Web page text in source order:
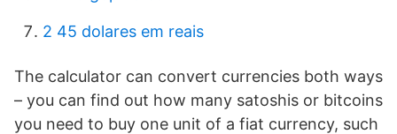
2 45 dolares em reais
The calculator can convert currencies both ways
– you can find out how many satoshis or bitcoins
you need to buy one unit of a fiat currency, such